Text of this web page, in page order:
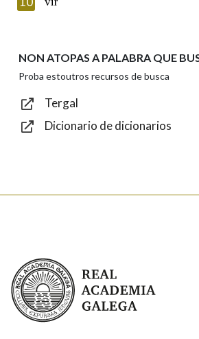
Texto de verificación
NON ATOPAS A PALABRA QUE
Proba estoutros recursos de busca
Tergal
Dicionario de dicionarios
Real Academia Galega